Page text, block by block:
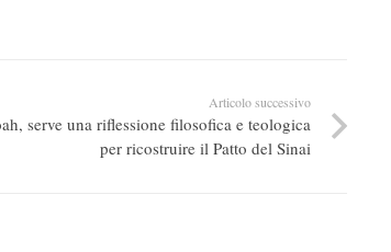
Articolo successivo
serve una riflessione filosofica e teologica
per ricostruire il Patto del Sinai